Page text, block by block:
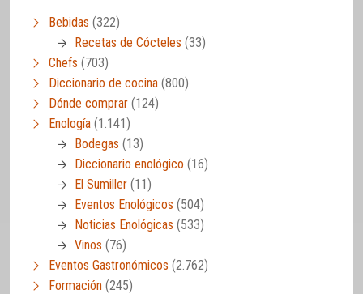
Bebidas (322)
Recetas de Cócteles (33)
Chefs (703)
Diccionario de cocina (800)
Dónde comprar (124)
Enología (1.141)
Bodegas (13)
Diccionario enológico (16)
El Sumiller (11)
Eventos Enológicos (504)
Noticias Enológicas (533)
Vinos (76)
Eventos Gastronómicos (2.762)
Formación (245)